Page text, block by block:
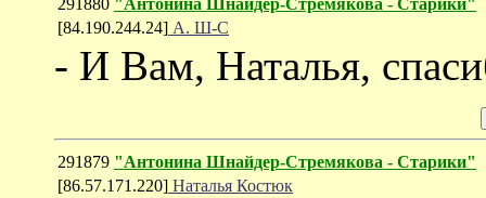
291880 "Антонина Шнайдер-Стремякова - Старики"
[84.190.244.24] А. Ш-С
- И Вам, Наталья,
291879 "Антонина Шнайдер-Стремякова - Старики"
[86.57.171.220] Наталья Костюк